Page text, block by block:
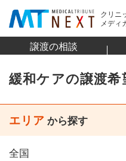
クリニ
メディ
譲渡の相談
緩和ケアの譲渡
エリア から探す
全国